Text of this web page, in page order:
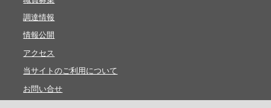
調達情報
情報公開
アクセス
当サイトのご利用について
お問い合せ